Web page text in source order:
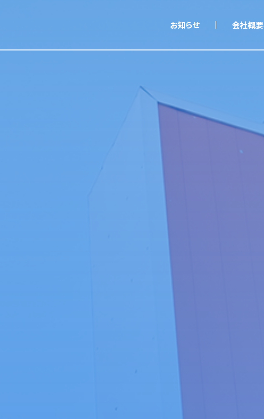
伸和 コーポレートサイト
お知らせ 会社概要